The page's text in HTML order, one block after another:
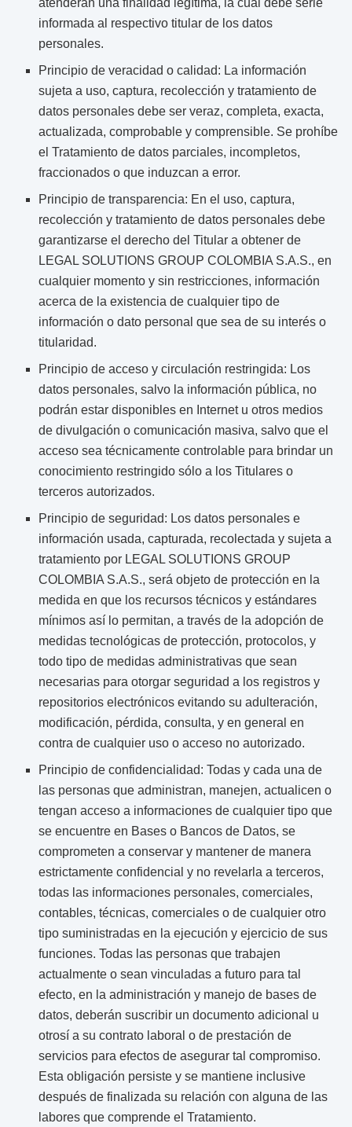
atenderán una finalidad legítima, la cual debe serle
informada al respectivo titular de los datos
personales.
Principio de veracidad o calidad: La información
sujeta a uso, captura, recolección y tratamiento de
datos personales debe ser veraz, completa, exacta,
actualizada, comprobable y comprensible. Se prohíbe
el Tratamiento de datos parciales, incompletos,
fraccionados o que induzcan a error.
Principio de transparencia: En el uso, captura,
recolección y tratamiento de datos personales debe
garantizarse el derecho del Titular a obtener de
LEGAL SOLUTIONS GROUP COLOMBIA S.A.S., en
cualquier momento y sin restricciones, información
acerca de la existencia de cualquier tipo de
información o dato personal que sea de su interés o
titularidad.
Principio de acceso y circulación restringida: Los
datos personales, salvo la información pública, no
podrán estar disponibles en Internet u otros medios
de divulgación o comunicación masiva, salvo que el
acceso sea técnicamente controlable para brindar un
conocimiento restringido sólo a los Titulares o
terceros autorizados.
Principio de seguridad: Los datos personales e
información usada, capturada, recolectada y sujeta a
tratamiento por LEGAL SOLUTIONS GROUP
COLOMBIA S.A.S., será objeto de protección en la
medida en que los recursos técnicos y estándares
mínimos así lo permitan, a través de la adopción de
medidas tecnológicas de protección, protocolos, y
todo tipo de medidas administrativas que sean
necesarias para otorgar seguridad a los registros y
repositorios electrónicos evitando su adulteración,
modificación, pérdida, consulta, y en general en
contra de cualquier uso o acceso no autorizado.
Principio de confidencialidad: Todas y cada una de
las personas que administran, manejen, actualicen o
tengan acceso a informaciones de cualquier tipo que
se encuentre en Bases o Bancos de Datos, se
comprometen a conservar y mantener de manera
estrictamente confidencial y no revelarla a terceros,
todas las informaciones personales, comerciales,
contables, técnicas, comerciales o de cualquier otro
tipo suministradas en la ejecución y ejercicio de sus
funciones. Todas las personas que trabajen
actualmente o sean vinculadas a futuro para tal
efecto, en la administración y manejo de bases de
datos, deberán suscribir un documento adicional u
otrosí a su contrato laboral o de prestación de
servicios para efectos de asegurar tal compromiso.
Esta obligación persiste y se mantiene inclusive
después de finalizada su relación con alguna de las
labores que comprende el Tratamiento.